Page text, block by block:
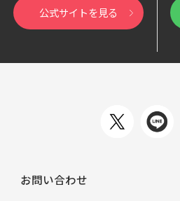
公式サイトを見る
お問い合わせ